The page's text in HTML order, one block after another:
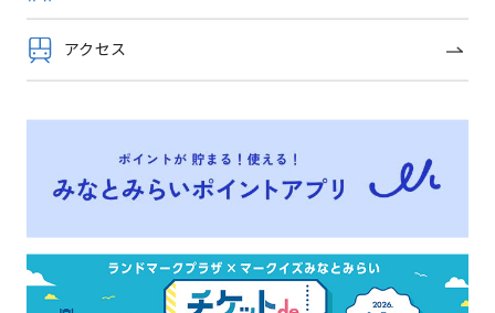
アクセス
キッズ＆ベビーガイド